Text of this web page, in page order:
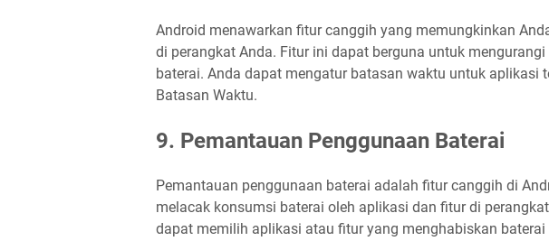
Android menawarkan fitur canggih yang memungkinkan
di perangkat Anda. Fitur ini dapat berguna untuk
baterai. Anda dapat mengatur batasan waktu untuk aplikasi
Batasan Waktu.
9. Pemantauan Penggunaan Baterai
Pemantauan penggunaan baterai adalah fitur canggih di
melacak konsumsi baterai oleh aplikasi dan fitur di
dapat memilih aplikasi atau fitur yang menghabiskan